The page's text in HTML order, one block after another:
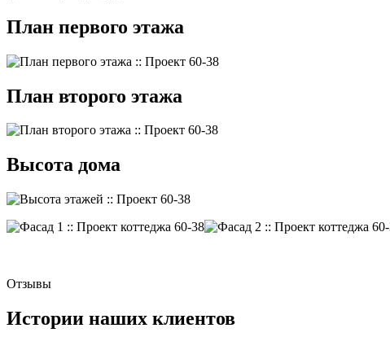
План первого этажа
План второго этажа
Высота дома
Отзывы
Истории наших клиентов